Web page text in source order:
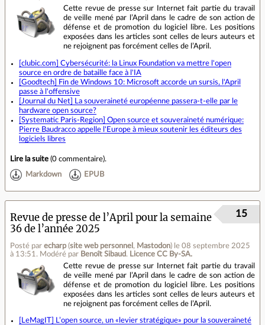
Cette revue de presse sur Internet fait partie du travail
de veille mené par l’April dans le cadre de son action de
défense et de promotion du logiciel libre. Les positions
exposées dans les articles sont celles de leurs auteurs et
ne rejoignent pas forcément celles de l’April.
[clubic.com] Cybersécurité: la Linux Foundation va mettre l'open
source en ordre de bataille face à l'IA
[Goodtech] Fin de Windows 10: Microsoft accorde un sursis, l'April
passe à l'offensive
[Journal du Net] La souveraineté européenne passera-t-elle par le
hardware open source?
[Systematic Paris-Region] Open source et souveraineté numérique:
Pierre Baudracco appelle l'Europe à mieux soutenir les éditeurs des
logiciels libres
Lire la suite (0 commentaire).
Markdown EPUB
Revue de presse de l’April pour la semaine
36 de l’année 2025
Posté par echarp(site web personnel , Mastodon) le 08 septembre 2025
à 13:51 . Modéré par Benoît Sibaud. Licence CC By‑SA.
15
Cette revue de presse sur Internet fait partie du travail
de veille mené par l’April dans le cadre de son action de
défense et de promotion du logiciel libre. Les positions
exposées dans les articles sont celles de leurs auteurs et
ne rejoignent pas forcément celles de l’April.
[LeMagIT] L’open source, un «levier stratégique» pour la souveraineté